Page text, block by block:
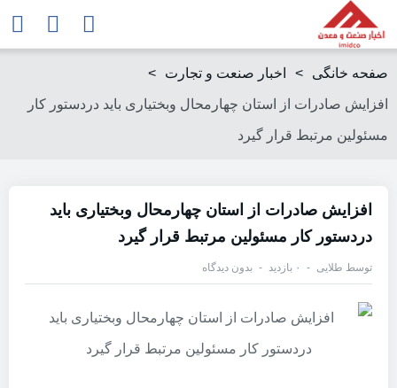
صفحه خانگی > اخبار صنعت و تجارت >
افزایش صادرات از استان چهارمحال وبختیاری باید دردستور کار
مسئولین مرتبط قرار گیرد
افزایش صادرات از استان چهارمحال وبختیاری باید
دردستور کار مسئولین مرتبط قرار گیرد
توسط طلایی ۰ بازدید بدون دیدگاه